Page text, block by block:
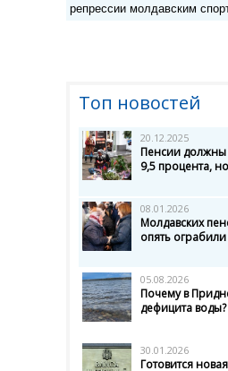
репрессии молдавским
Топ новостей
20.12.2025
Пенсии должны
9,5 процента,
08.01.2026
Молдавских
опять ограбили
05.08.2026
Почему в
дефицита воды?
30.01.2026
Готовится